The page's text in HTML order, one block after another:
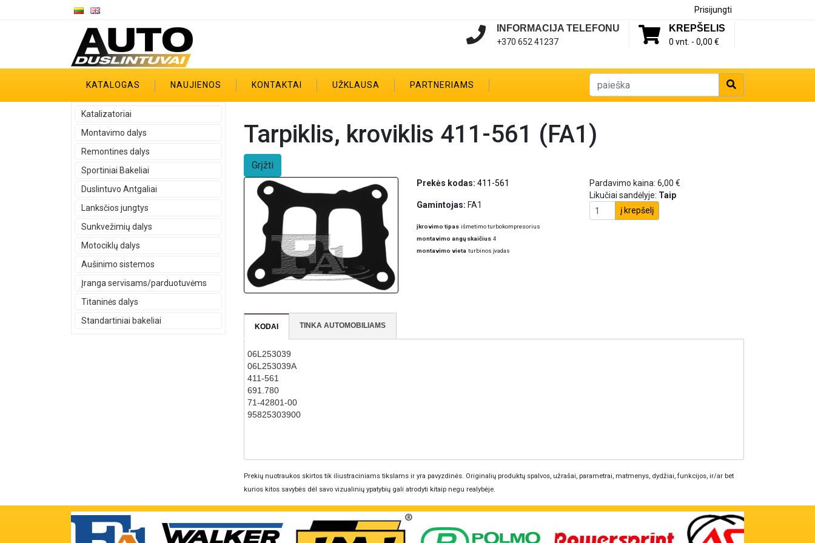
Prisijungti
KREPŠELIS
0 vnt. - 0,00 €
INFORMACIJA TELEFONU
+370 652 41237
KATALOGAS NAUJIENOS KONTAKTAI UŽKLAUSA PARTNERIAMS
Katalizatoriai
Montavimo dalys
Remontines dalys
Sportiniai Bakeliai
Duslintuvo Antgaliai
Lanksčios jungtys
Sunkvežimių dalys
Motociklų dalys
Aušinimo sistemos
Įranga servisams/parduotuvėms
Titaninės dalys
Standartiniai bakeliai
Tarpiklis, kroviklis 411-561 (FA1)
Grįžti
Prekės kodas: 411-561
Gamintojas: FA1
įkrovimo tipas išmetimo turbokompresorius
montavimo angų skaičius 4
montavimo vieta turbinos įvadas
Pardavimo kaina: 6,00 €
Likučiai sandėlyje: Taip
į krepšelį
KODAI TINKA AUTOMOBILIAMS
06L253039
06L253039A
411-561
691.780
71-42801-00
95825303900
Prekių nuotraukos skirtos tik iliustraciniams tikslams ir yra pavyzdinės. Originalių produktų spalvos, užrašai, parametrai, matmenys, dydžiai, funkcijos, ir/ar bet
kurios kitos savybės dėl savo vizualinių ypatybių gali atrodyti kitaip negu realybėje.